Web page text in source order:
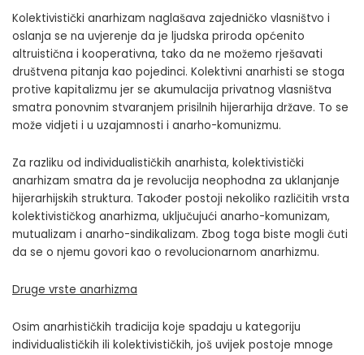
Kolektivistički anarhizam naglašava zajedničko vlasništvo i
oslanja se na uvjerenje da je ljudska priroda općenito
altruistična i kooperativna, tako da ne možemo rješavati
društvena pitanja kao pojedinci. Kolektivni anarhisti se stoga
protive kapitalizmu jer se akumulacija privatnog vlasništva
smatra ponovnim stvaranjem prisilnih hijerarhija države. To se
može vidjeti i u uzajamnosti i anarho-komunizmu.
Za razliku od individualističkih anarhista, kolektivistički
anarhizam smatra da je revolucija neophodna za uklanjanje
hijerarhijskih struktura. Također postoji nekoliko različitih vrsta
kolektivističkog anarhizma, uključujući anarho-komunizam,
mutualizam i anarho-sindikalizam. Zbog toga biste mogli čuti
da se o njemu govori kao o revolucionarnom anarhizmu.
Druge vrste anarhizma
Osim anarhističkih tradicija koje spadaju u kategoriju
individualističkih ili kolektivističkih, još uvijek postoje mnoge